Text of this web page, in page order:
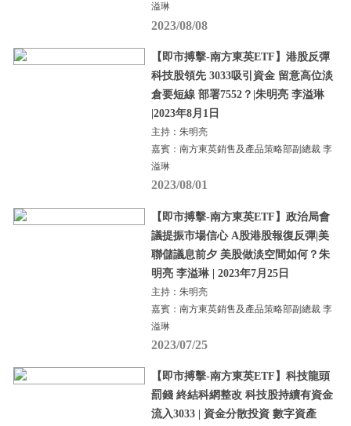
溢琳
2023/08/08
【即市搏擊-南方東英ETF】港股反彈
科技股領先 3033吸引資金 留意高位淡
倉要短線 部署7552？|朱明亮 李溢琳
|2023年8月1日
主持：朱明亮
嘉賓：南方東英銷售及產品策略部副總裁 李
溢琳
2023/08/01
【即市搏擊-南方東英ETF】政治局會
議提振市場信心 A股港股報復反彈|美
聯儲議息前夕 美股做淡空間如何？朱
明亮 李溢琳 | 2023年7月25日
主持：朱明亮
嘉賓：南方東英銷售及產品策略部副總裁 李
溢琳
2023/07/25
【即市搏擊-南方東英ETF】科技龍頭
罰錢 終結科網整改 科技股持續有資金
流入3033 | 資金分散投資 數字資產